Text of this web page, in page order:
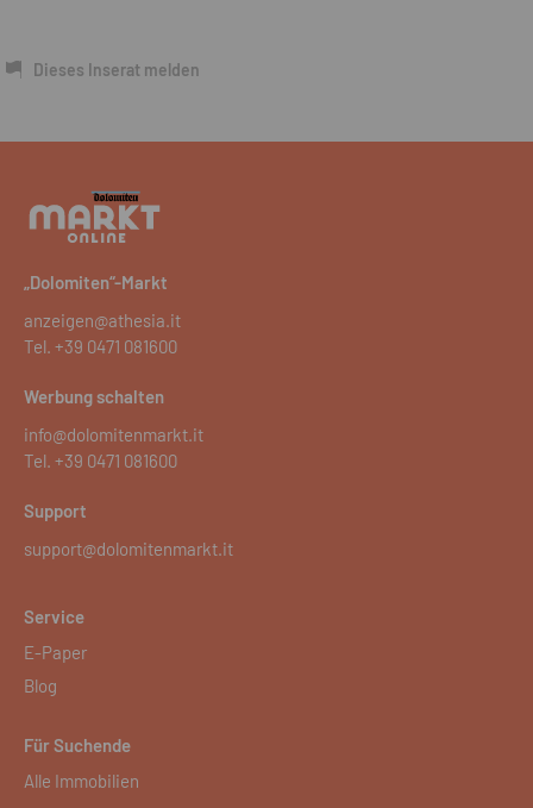
Dieses Inserat melden
„Dolomiten“-Markt
anzeigen@athesia.it
Tel. +39 0471 081600
Werbung schalten
info@dolomitenmarkt.it
Tel. +39 0471 081600
Support
support@dolomitenmarkt.it
Service
E-Paper
Blog
Für Suchende
Alle Immobilien